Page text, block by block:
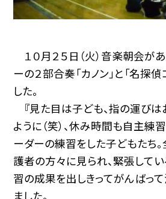
１０月２５日（火）音楽朝会が
ーの２部合奏「カノン」と「名探
した。
『見た目は子ども、指の運びは
ように（笑）、休み時間も自主練
ーダーの練習をした子どもたち
護者の方々に見られ、緊張して
習の成果を出しきってがんばっ
ました。